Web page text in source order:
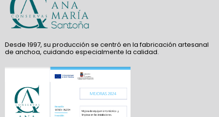
Desde 1997, su producción se centró en la fabricación artesanal
de anchoa, cuidando especialmente la calidad.